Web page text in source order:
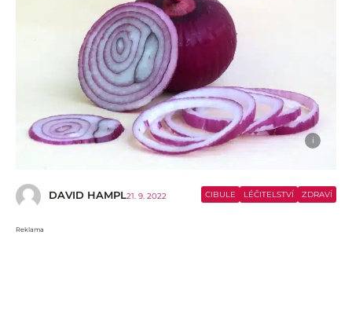
i
DAVID HAMPL21. 9. 2022 CIBULE LÉČITELSTVÍ ZDRAVÍ
Reklama